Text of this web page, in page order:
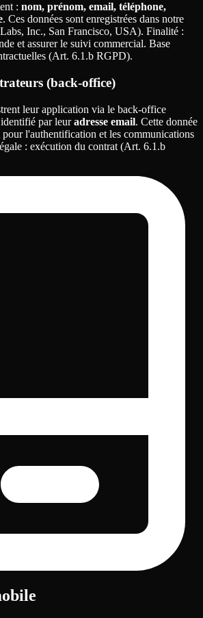
: nom, prénom, email, téléphone,
. Ces données sont enregistrées dans notre
Inc., San Francisco, USA). Finalité :
et assurer le suivi commercial. Base
(Art. 6.1.b RGPD).
(back-office)
leur application via le back-office
par leuradresse email. Cette donnée
l'authentification et les communications
: exécution du contrat (Art. 6.1.b